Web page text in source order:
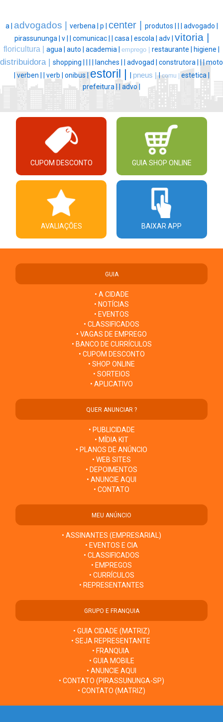
a | advogados | verbena | p | center | produtos | | | advogado |
pirassununga | v | | comunicac | | casa | escola | adv | vitoria |
floricultura | agua | auto | academia | emprego | restaurante | higiene |
distribuidora | shopping | | | | lanches | | advogad | construtora |||moto
| verben | | verb | onibus | estoril | | pneus ||comu | estetica |
prefeitura | | advo |
CUPOM DESCONTO GUIA SHOP ONLINE
AVALIAÇÕES BAIXAR APP
GUIA
• A CIDADE
• NOTÍCIAS
• EVENTOS
• CLASSIFICADOS
• VAGAS DE EMPREGO
• BANCO DE CURRÍCULOS
• CUPOM DESCONTO
• SHOP ONLINE
• SORTEIOS
• APLICATIVO
QUER ANUNCIAR ?
• PUBLICIDADE
• MÍDIA KIT
• PLANOS DE ANÚNCIO
• WEB SITES
• DEPOIMENTOS
• ANUNCIE AQUI
• CONTATO
MEU ANÚNCIO
• ASSINANTES (EMPRESARIAL)
• EVENTOS E CIA
• CLASSIFICADOS
• EMPREGOS
• CURRÍCULOS
• REPRESENTANTES
GRUPO E FRANQUIA
• GUIA CIDADE (MATRIZ)
• SEJA REPRESENTANTE
• FRANQUIA
• GUIA MOBILE
• ANUNCIE AQUI
• CONTATO (PIRASSUNUNGA-SP)
• CONTATO (MATRIZ)